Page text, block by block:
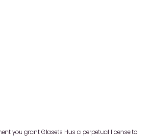
you grant Glasets Hus a perpetual license to